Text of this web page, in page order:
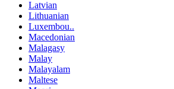
Latvian
Lithuanian
Luxembou..
Macedonian
Malagasy
Malay
Malayalam
Maltese